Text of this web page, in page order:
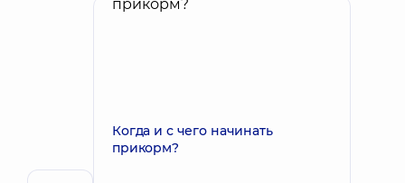
Когда и с чего начинать
прикорм?